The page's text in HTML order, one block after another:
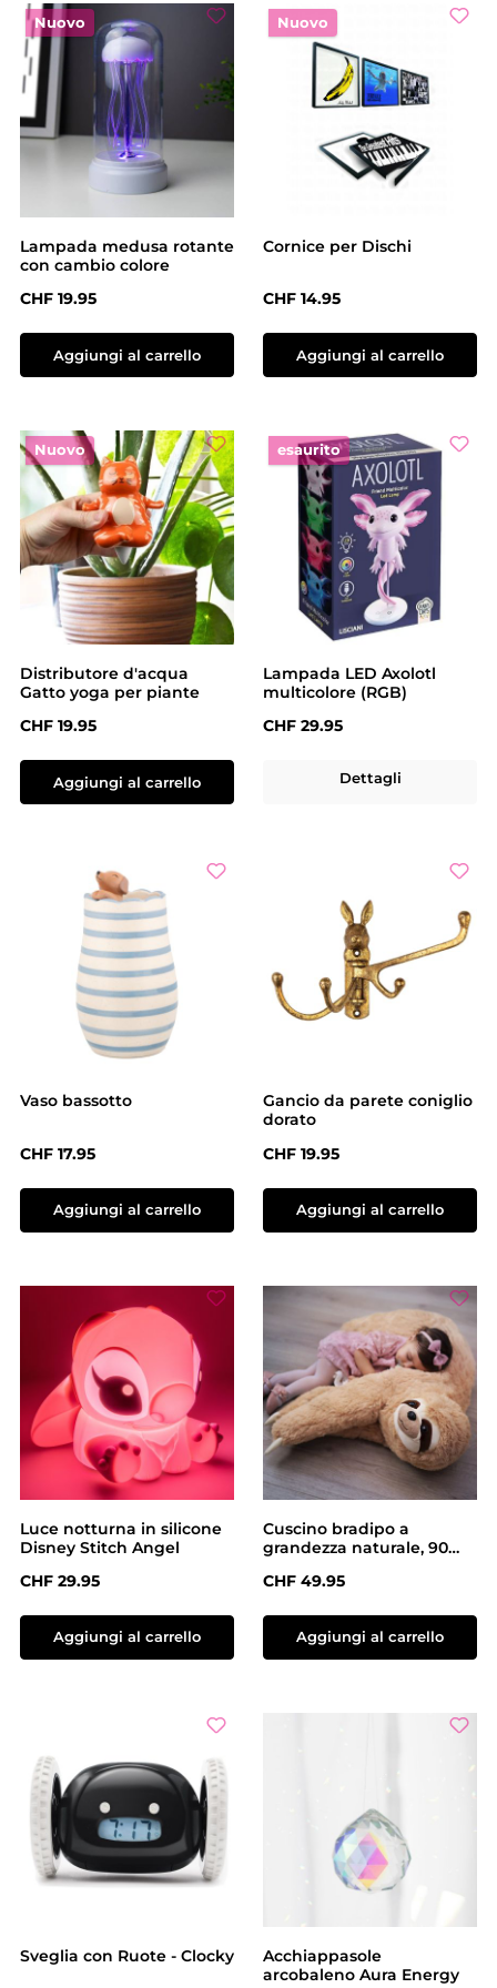
Nuovo
Lampada medusa rotante
con cambio colore
Prezzo normale:
CHF 19.95
Aggiungi al carrello
Nuovo
Cornice per Dischi
Prezzo normale:
CHF 14.95
Aggiungi al carrello
Nuovo
Distributore d'acqua
Gatto yoga per piante
Prezzo normale:
CHF 19.95
Aggiungi al carrello
esaurito
Lampada LED Axolotl
multicolore (RGB)
Prezzo normale:
CHF 29.95
Dettagli
Vaso bassotto
Prezzo normale:
CHF 17.95
Aggiungi al carrello
Gancio da parete coniglio
dorato
Prezzo normale:
CHF 19.95
Aggiungi al carrello
Luce notturna in silicone
Disney Stitch Angel
Prezzo normale:
CHF 29.95
Aggiungi al carrello
Cuscino bradipo a
grandezza naturale, 90
Prezzo normale:
CHF 49.95
Aggiungi al carrello
Sveglia con Ruote - Clocky
Acchiappasole
arcobaleno Aura Energy